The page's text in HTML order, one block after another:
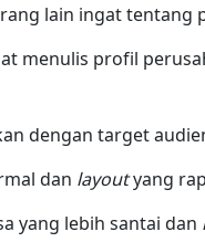
lain ingat tentang
menulis profil
dengan target
dan layoutyang
yang lebih santai dan